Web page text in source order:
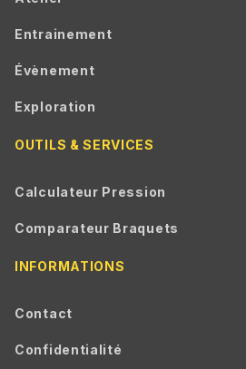
Entrainement
Évènement
Exploration
OUTILS & SERVICES
Calculateur Pression
Comparateur Braquets
INFORMATIONS
Contact
Confidentialité